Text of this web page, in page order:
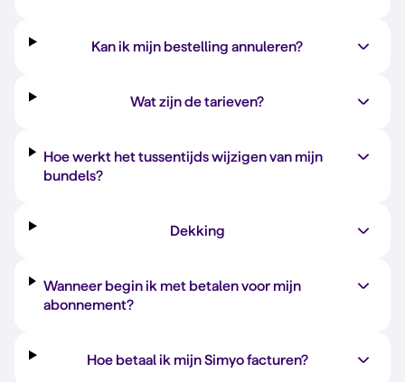
Kan ik mijn bestelling annuleren?
Wat zijn de tarieven?
Hoe werkt het tussentijds wijzigen van mijn
bundels?
Dekking
Wanneer begin ik met betalen voor mijn
abonnement?
Hoe betaal ik mijn Simyo facturen?